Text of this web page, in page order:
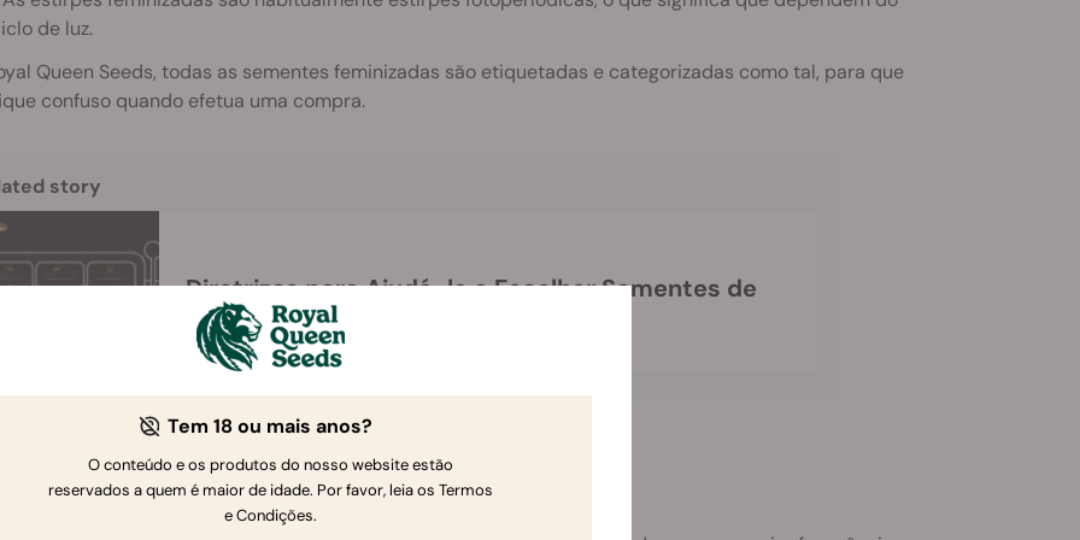
de luz.
Queen Seeds, todas as sementes feminizadas são etiquetadas e categorizadas como tal, para que
confuso quando efetua uma compra.
story
Diretrizes para Ajudá-lo a Escolher Sementes de
Canábis
Utiliza Estirpes Feminizadas E Porquê?
Tem 18 ou mais anos?
O conteúdo e os produtos do nosso website estão
reservados a quem é maior de idade. Por favor, leia os Termos
e Condições.